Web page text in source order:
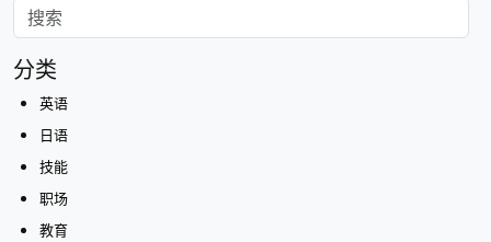
分类
英语
日语
技能
职场
教育